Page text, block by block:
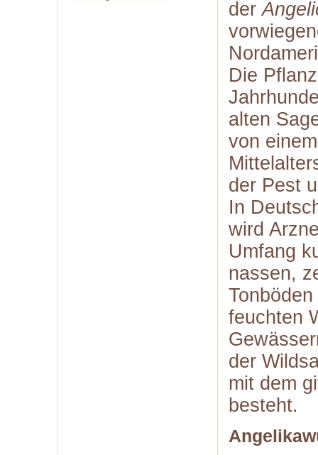
der
Die
alten
von
der Pest
In
wird
Umfang
nassen,
feuchten
der
mit dem
besteht.